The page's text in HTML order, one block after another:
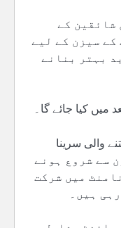
شائقین کے
سیزن کے لیے
بہتر بنانے
میں کیا جائے گا۔
والی سرینا
تصدیق کی تھی کہ وہ 8 جون سے شروع ہونے
میں شرکت
ہیں۔